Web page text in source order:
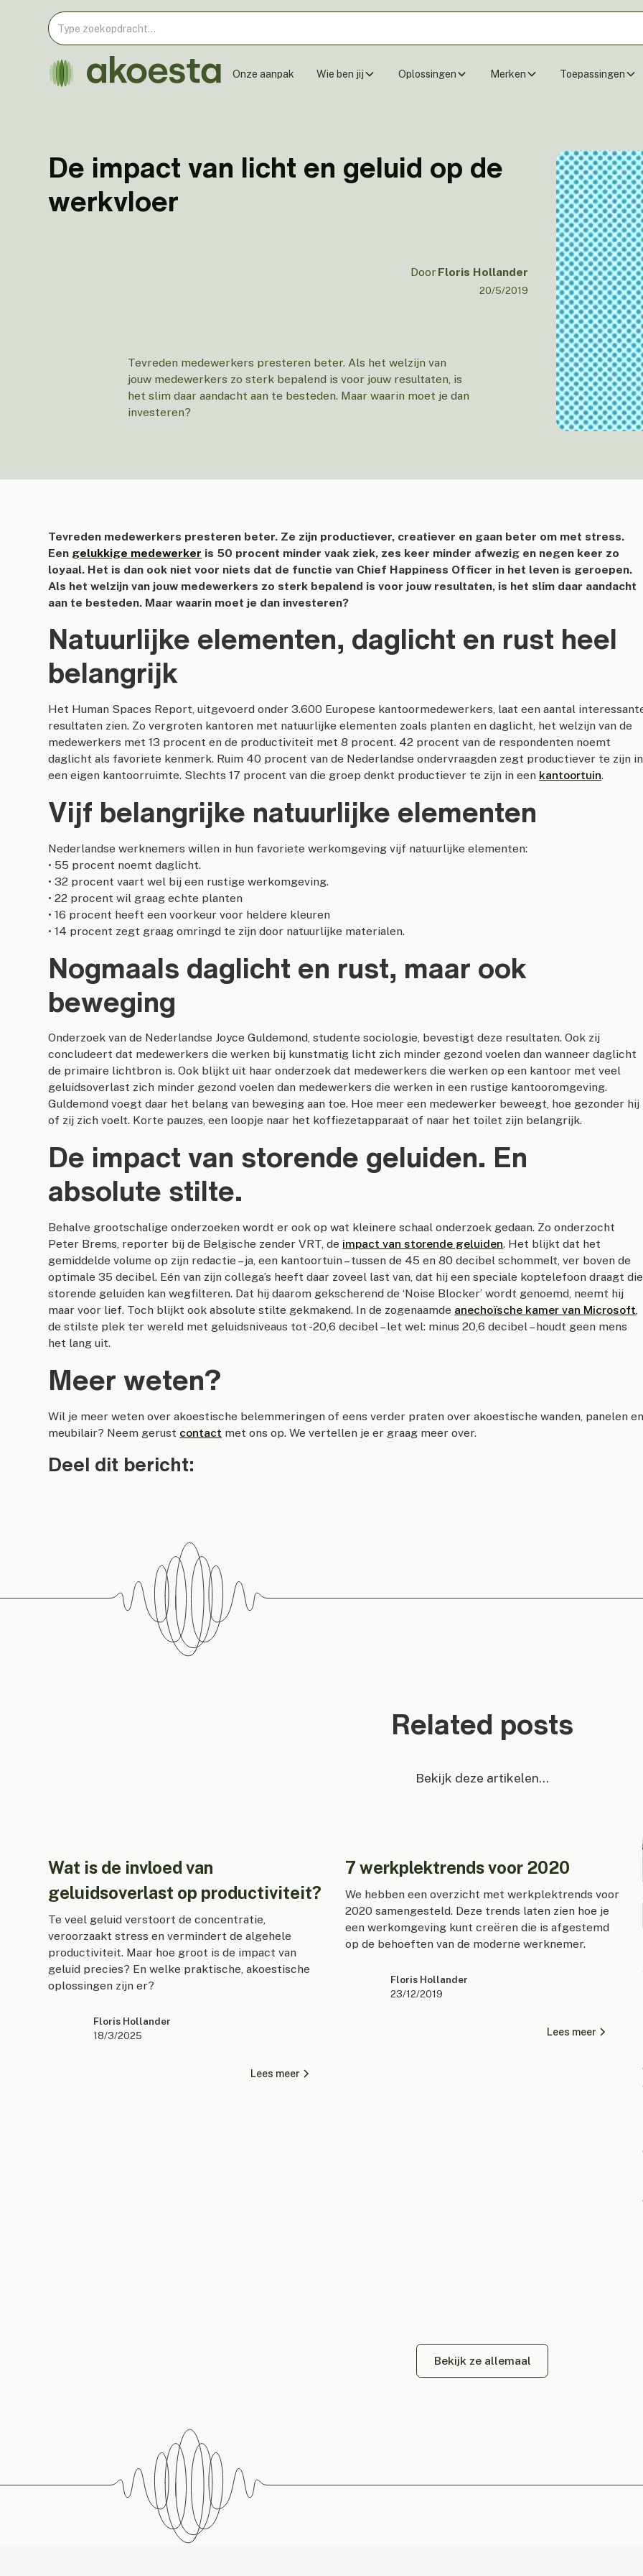
Onze aanpak Wie ben jij Oplossingen Merken Toepassingen
De impact van licht en geluid op de
werkvloer
DoorFloris Hollander
20/5/2019
Tevreden medewerkers presteren beter. Als het welzijn van
jouw medewerkers zo sterk bepalend is voor jouw resultaten, is
het slim daar aandacht aan te besteden. Maar waarin moet je dan
investeren?
Tevreden medewerkers presteren beter. Ze zijn productiever, creatiever en gaan beter om met stress.
Een gelukkige medewerker is 50 procent minder vaak ziek, zes keer minder afwezig en negen keer zo
loyaal. Het is dan ook niet voor niets dat de functie van Chief Happiness Officer in het leven is geroepen.
Als het welzijn van jouw medewerkers zo sterk bepalend is voor jouw resultaten, is het slim daar aandacht
aan te besteden. Maar waarin moet je dan investeren?
Natuurlijke elementen, daglicht en rust heel
belangrijk
Het Human Spaces Report, uitgevoerd onder 3.600 Europese kantoormedewerkers, laat een aantal
resultaten zien. Zo vergroten kantoren met natuurlijke elementen zoals planten en daglicht, het welzijn van de
medewerkers met 13 procent en de productiviteit met 8 procent. 42 procent van de respondenten noemt
daglicht als favoriete kenmerk. Ruim 40 procent van de Nederlandse ondervraagden zegt productiever te zijn in
een eigen kantoorruimte. Slechts 17 procent van die groep denkt productiever te zijn in een kantoortuin.
Vijf belangrijke natuurlijke elementen
Nederlandse werknemers willen in hun favoriete werkomgeving vijf natuurlijke elementen:
• 55 procent noemt daglicht.
• 32 procent vaart wel bij een rustige werkomgeving.
• 22 procent wil graag echte planten
• 16 procent heeft een voorkeur voor heldere kleuren
• 14 procent zegt graag omringd te zijn door natuurlijke materialen.
Nogmaals daglicht en rust, maar ook
beweging
Onderzoek van de Nederlandse Joyce Guldemond, studente sociologie, bevestigt deze resultaten. Ook zij
concludeert dat medewerkers die werken bij kunstmatig licht zich minder gezond voelen dan wanneer daglicht
de primaire lichtbron is. Ook blijkt uit haar onderzoek dat medewerkers die werken op een kantoor met veel
geluidsoverlast zich minder gezond voelen dan medewerkers die werken in een rustige kantooromgeving.
Guldemond voegt daar het belang van beweging aan toe. Hoe meer een medewerker beweegt, hoe gezonder hij
of zij zich voelt. Korte pauzes, een loopje naar het koffiezetapparaat of naar het toilet zijn belangrijk.
De impact van storende geluiden. En
absolute stilte.
Behalve grootschalige onderzoeken wordt er ook op wat kleinere schaal onderzoek gedaan. Zo onderzocht
Peter Brems, reporter bij de Belgische zender VRT, de impact van storende geluiden. Het blijkt dat het
gemiddelde volume op zijn redactie – ja, een kantoortuin – tussen de 45 en 80 decibel schommelt, ver boven de
optimale 35 decibel. Eén van zijn collega’s heeft daar zoveel last van, dat hij een speciale koptelefoon draagt die
storende geluiden kan wegfilteren. Dat hij daarom gekscherend de ‘Noise Blocker’ wordt genoemd, neemt hij
maar voor lief. Toch blijkt ook absolute stilte gekmakend. In de zogenaamde anechoïsche kamer van Microsoft,
de stilste plek ter wereld met geluidsniveaus tot -20,6 decibel – let wel: minus 20,6 decibel – houdt geen mens
het lang uit.
Meer weten?
Wil je meer weten over akoestische belemmeringen of eens verder praten over akoestische wanden, panelen
meubilair? Neem gerust contact met ons op. We vertellen je er graag meer over.
Deel dit bericht:
Related posts
Bekijk deze artikelen...
Wat is de invloed van
geluidsoverlast op productiviteit?
Te veel geluid verstoort de concentratie,
veroorzaakt stress en vermindert de algehele
productiviteit. Maar hoe groot is de impact van
geluid precies? En welke praktische, akoestische
oplossingen zijn er?
Floris Hollander
18/3/2025
Lees meer
7 werkplektrends voor 2020
We hebben een overzicht met werkplektrends voor
2020 samengesteld. Deze trends laten zien hoe je
een werkomgeving kunt creëren die is afgestemd
op de behoeften van de moderne werknemer.
Floris Hollander
23/12/2019
Lees meer
Bekijk ze allemaal